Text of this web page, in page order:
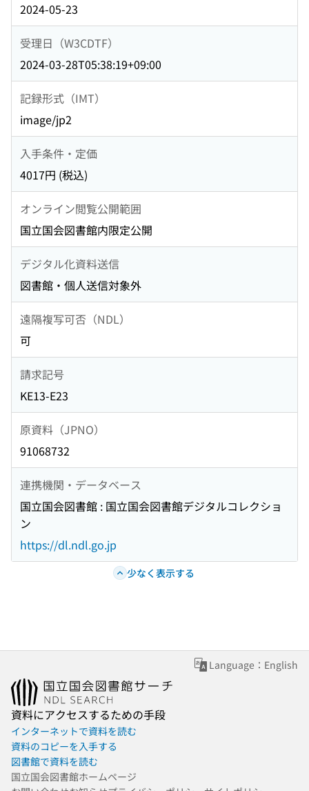
2024-05-23
受理日（W3CDTF）
2024-03-28T05:38:19+09:00
記録形式（IMT）
image/jp2
入手条件・定価
4017円 (税込)
オンライン閲覧公開範囲
国立国会図書館内限定公開
デジタル化資料送信
図書館・個人送信対象外
遠隔複写可否（NDL）
可
請求記号
KE13-E23
原資料（JPNO）
91068732
連携機関・データベース
国立国会図書館 : 国立国会図書館デジタルコレクショ
ン
https://dl.ndl.go.jp
少なく表示する
Language：English
資料にアクセスするための手段
インターネットで資料を読む
資料のコピーを入手する
図書館で資料を読む
国立国会図書館ホームページ